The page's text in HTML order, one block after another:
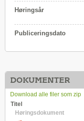
Høringsår
Publiceringsdato
DOKUMENTER
Download alle filer som zip
Titel
Høringsdokument